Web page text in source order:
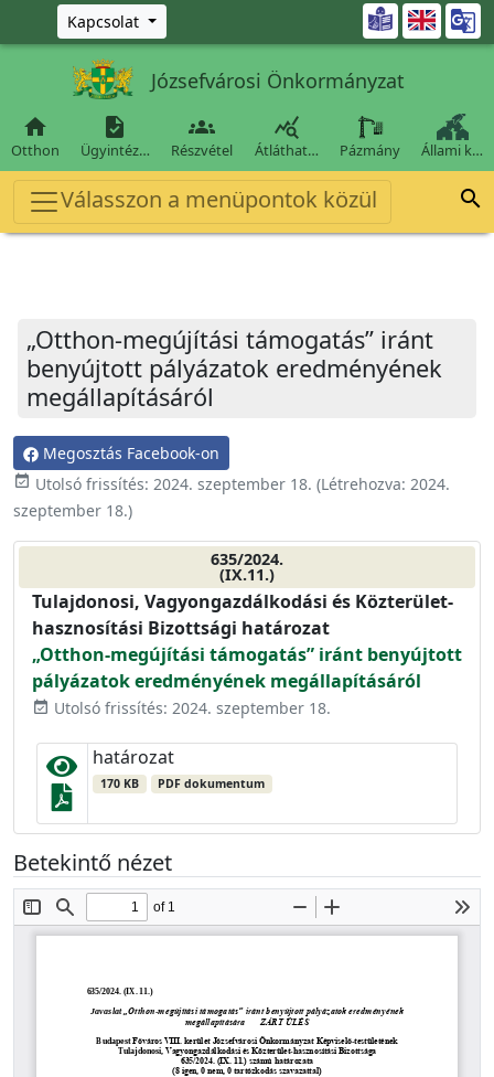
Ugrás a fő tartalomra
Kapcsolat 
Józsefvárosi Önkormányzat

Otthon

Ügyintéz…

Részvétel

Átláthat… Pázmány Állami k…
Válasszon a menüpontok közül 
„Otthon-megújítási támogatás” iránt
benyújtott pályázatok eredményének
megállapításáról
Megosztás Facebook-on
event_available Utolsó frissítés: 2024. szeptember 18. (Létrehozva: 2024.
szeptember 18.)
635/2024.
(IX.11.)
Tulajdonosi, Vagyongazdálkodási és Közterület-
hasznosítási Bizottsági határozat
„Otthon-megújítási támogatás” iránt benyújtott
pályázatok eredményének megállapításáról
event_available Utolsó frissítés: 2024. szeptember 18.
határozat
170 KB PDF dokumentum
Betekintő nézet